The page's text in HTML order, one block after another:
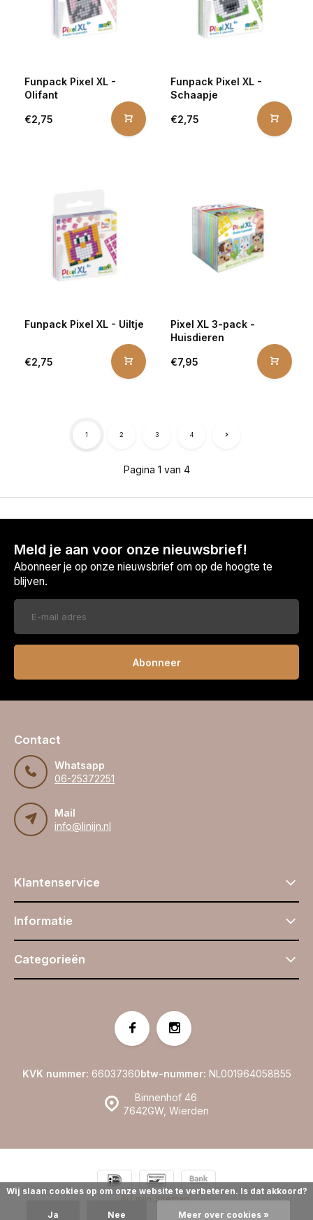
Funpack Pixel XL -
Olifant
€2,75
Funpack Pixel XL -
Schaapje
€2,75
Funpack Pixel XL - Uiltje
€2,75
Pixel XL 3-pack -
Huisdieren
€7,95
Pagina 1 van 4
1 2 3 4
Meld je aan voor onze nieuwsbrief!
Abonneer je op onze nieuwsbrief om op de hoogte te
blijven.
Abonneer
Contact
Whatsapp
06-25372251
Mail
info@linijn.nl
Klantenservice
Informatie
Categorieën
Binnenhof 46
7642GW, Wierden
KVK nummer: 66037360btw-nummer: NL001964058B55
© Linijn Sitemap
Wij slaan cookies op om onze website te verbeteren. Is dat akkoord?
Ja Nee Meer over cookies »